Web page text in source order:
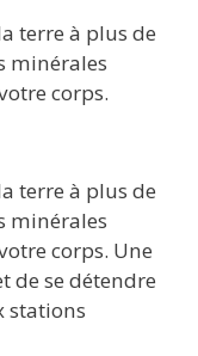
terre à plus de
minérales
corps.
terre à plus de
minérales
corps. Une
de se détendre
stations